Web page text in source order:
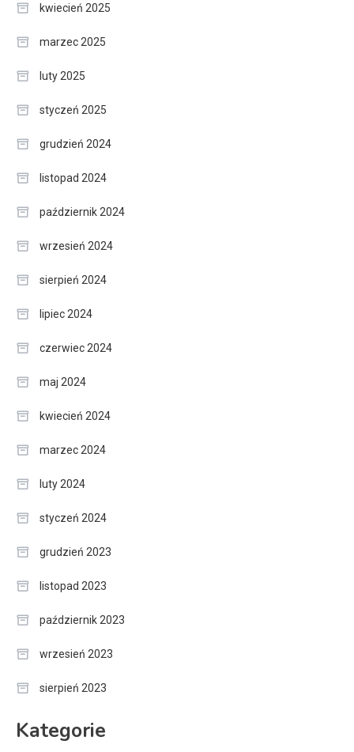
kwiecień 2025
marzec 2025
luty 2025
styczeń 2025
grudzień 2024
listopad 2024
październik 2024
wrzesień 2024
sierpień 2024
lipiec 2024
czerwiec 2024
maj 2024
kwiecień 2024
marzec 2024
luty 2024
styczeń 2024
grudzień 2023
listopad 2023
październik 2023
wrzesień 2023
sierpień 2023
Kategorie